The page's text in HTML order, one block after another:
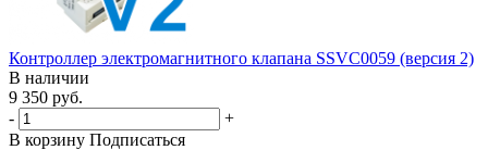
Контроллер электромагнитного клапана SSVC0059 (версия 2)
В наличии
9 350 руб.
-
+
В корзину Подписаться